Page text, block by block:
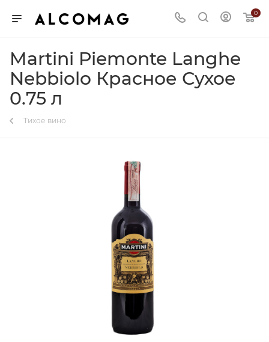
0
Martini Piemonte Langhe
Nebbiolo Красное Сухое
0.75 л
Тихое вино